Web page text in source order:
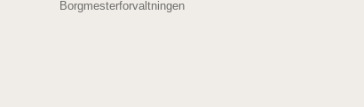
Borgmesterforvaltningen